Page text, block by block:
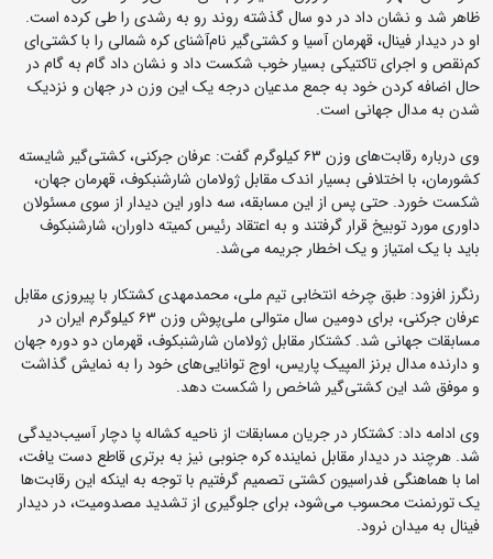
ظاهر شد و نشان داد در دو سال گذشته روند رو به رشدی را طی کرده است.
او در دیدار فینال، قهرمان آسیا و کشتی‌گیر نام‌آشنای کره شمالی را با کشتی‌ای
کم‌نقص و اجرای تاکتیکی بسیار خوب شکست داد و نشان داد گام به گام در
حال اضافه کردن خود به جمع مدعیان درجه یک این وزن در جهان و نزدیک
شدن به مدال جهانی است.
وی درباره رقابت‌های وزن ۶۳ کیلوگرم گفت: عرفان جرکنی، کشتی‌گیر شایسته
کشورمان، با اختلافی بسیار اندک مقابل ژولامان شارشنبکوف، قهرمان جهان،
شکست خورد. حتی پس از این مسابقه، سه داور این دیدار از سوی مسئولان
داوری مورد توبیخ قرار گرفتند و به اعتقاد رئیس کمیته داوران، شارشنبکوف
باید با یک امتیاز و یک اخطار جریمه می‌شد.
رنگرز افزود: طبق چرخه انتخابی تیم ملی، محمدمهدی کشتکار با پیروزی مقابل
عرفان جرکنی، برای دومین سال متوالی ملی‌پوش وزن ۶۳ کیلوگرم ایران در
مسابقات جهانی شد. کشتکار مقابل ژولامان شارشنبکوف، قهرمان دو دوره جهان
و دارنده مدال برنز المپیک پاریس، اوج توانایی‌های خود را به نمایش گذاشت
و موفق شد این کشتی‌گیر شاخص را شکست دهد.
وی ادامه داد: کشتکار در جریان مسابقات از ناحیه کشاله پا دچار آسیب‌دیدگی
شد. هرچند در دیدار مقابل نماینده کره جنوبی نیز به برتری قاطع دست یافت،
اما با هماهنگی فدراسیون کشتی تصمیم گرفتیم با توجه به اینکه این رقابت‌ها
یک تورنمنت محسوب می‌شود، برای جلوگیری از تشدید مصدومیت، در دیدار
فینال به میدان نرود.